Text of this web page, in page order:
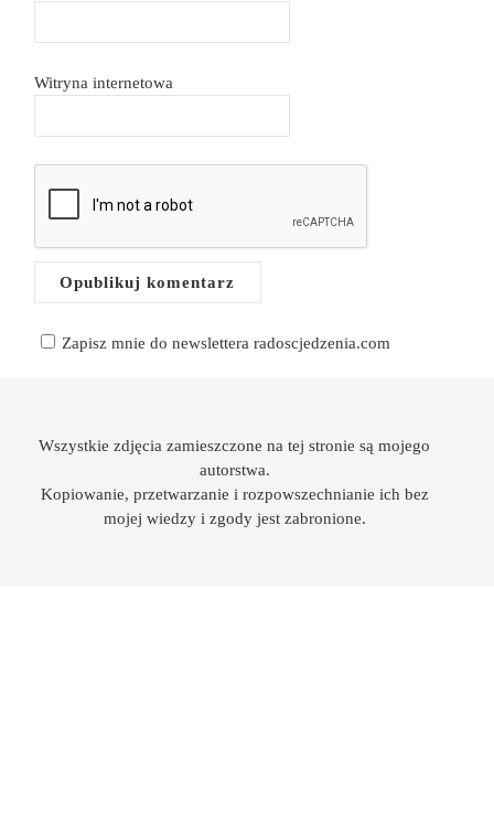
Witryna internetowa
Zapisz mnie do newslettera radoscjedzenia.com
Wszystkie zdjęcia zamieszczone na tej stronie są mojego
autorstwa.
Kopiowanie, przetwarzanie i rozpowszechnianie ich bez
mojej wiedzy i zgody jest zabronione.